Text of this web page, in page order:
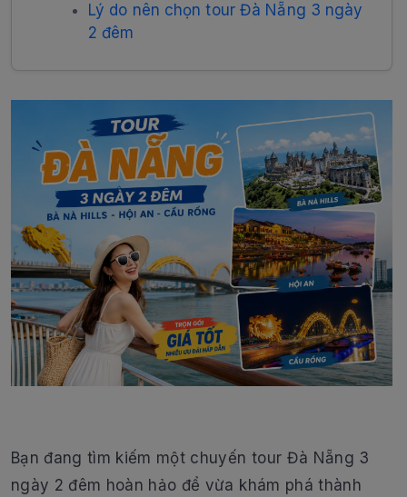
Lý do nên chọn tour Đà Nẵng 3 ngày
2 đêm
Bạn đang tìm kiếm một chuyến tour Đà Nẵng 3
ngày 2 đêm hoàn hảo để vừa khám phá thành